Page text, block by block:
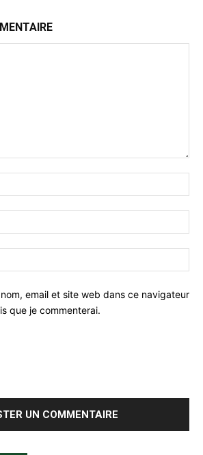
:*
:*
:
email et site web dans ce navigateur
que je commenterai.